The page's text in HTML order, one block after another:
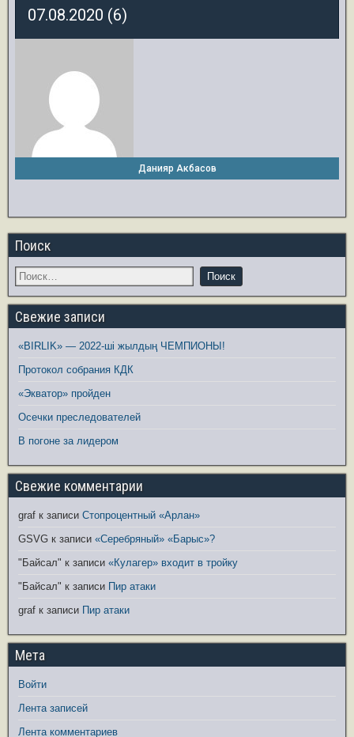
07.08.2020 (6)
Данияр Акбасов
Поиск
Свежие записи
«BIRLIK» — 2022-ші жылдың ЧЕМПИОНЫ!
Протокол собрания КДК
«Экватор» пройден
Осечки преследователей
В погоне за лидером
Свежие комментарии
graf к записи Стопроцентный «Арлан»
GSVG к записи «Серебряный» «Барыс»?
"Байсал" к записи «Кулагер» входит в тройку
"Байсал" к записи Пир атаки
graf к записи Пир атаки
Мета
Войти
Лента записей
Лента комментариев